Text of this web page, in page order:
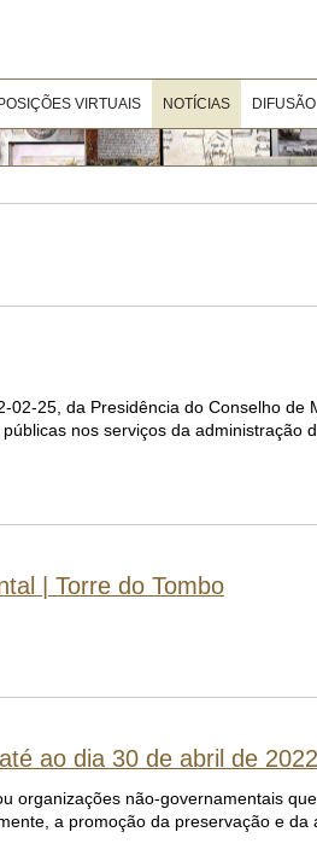
VIRTUAIS NOTÍCIAS DIFUSÃO
02-25, da Presidência do Conselho de
nos serviços da administração
| Torre do Tombo
ao dia 30 de abril de 2022
organizações não-governamentais
a promoção da preservação e da